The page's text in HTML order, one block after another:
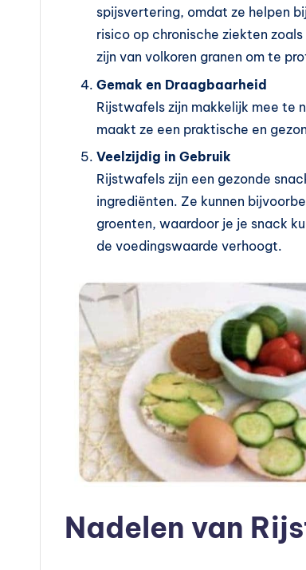
spijsvertering, omdat ze helpen
risico op chronische ziekten
zijn van volkoren granen om te
Gemak en Draagbaarheid
Rijstwafels zijn makkelijk mee te
maakt ze een praktische en
Veelzijdig in Gebruik
Rijstwafels zijn een gezonde
ingrediënten. Ze kunnen
groenten, waardoor je je snack
de voedingswaarde verhoogt.
Nadelen van